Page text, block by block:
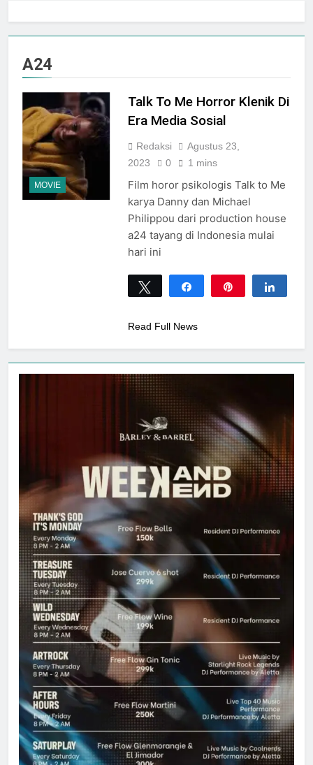
Agustus 2026 Dengan Tema
Nation Heritage
Plaza Ambarrukmo Rayakan
Hingga 80% Dan Rangkaian
Event Spesial
A24
MOVIE
Talk To Me Horror Klenik Di
Era Media Sosial
Redaksi
Agustus 23,
2023
0 1 mins
Film horor psikologis Talk to Me
karya Danny dan Michael
Philippou dari production house
a24 tayang di Indonesia mulai
hari ini
Tweet Share
Read Full News